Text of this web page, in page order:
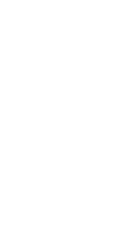
LifeLock 保留隨時變
價格變動都將在下一個
提前通知閣下。儘管我
會無意間出現價格或服
。在這種情況下，諾頓
權之前與閣下聯絡以
費取消訂購授權，(ii)
授權。
期限 (以下稱「
確認回條或電子郵件
授權後將收到的購買